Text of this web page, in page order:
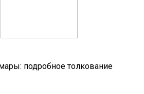
подробное толкование